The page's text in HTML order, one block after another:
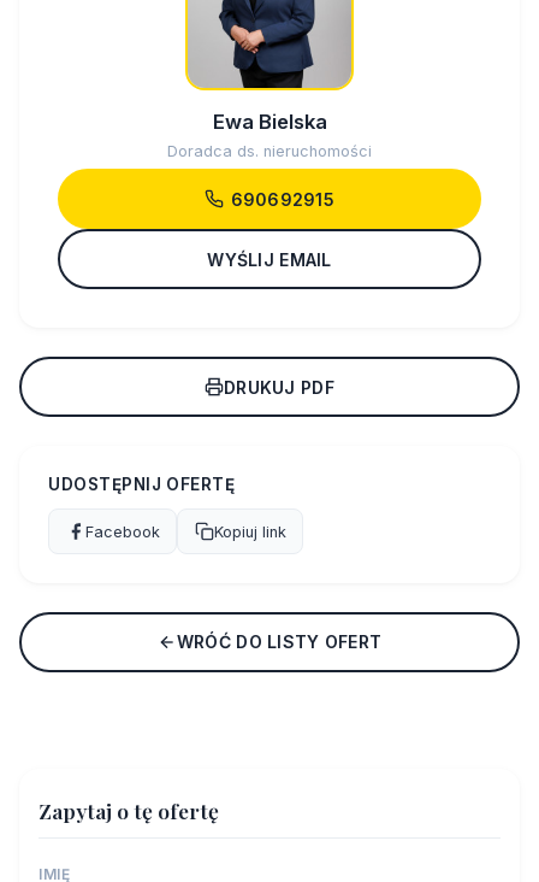
Ewa Bielska
Doradca ds. nieruchomości
690692915
WYŚLIJ EMAIL
DRUKUJ PDF
UDOSTĘPNIJ OFERTĘ
Facebook Kopiuj link
WRÓĆ DO LISTY OFERT
Zapytaj o tę ofertę
IMIĘ